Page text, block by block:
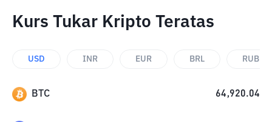
Kurs Tukar Kripto Teratas
USD INR EUR BRL RUB
BTC 64,920.04